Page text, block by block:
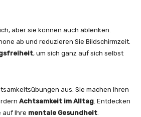
aber sie können auch ablenken.
ab und reduzieren Sie Bildschirmzeit.
, um sich ganz auf sich selbst
aus. Sie machen Ihren
Achtsamkeit im Alltag . Entdecken
auf Ihre mentale Gesundheit